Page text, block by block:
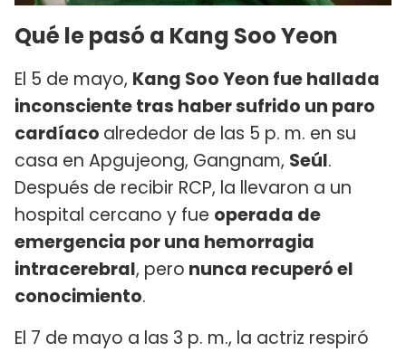
Qué le pasó a Kang Soo Yeon
El 5 de mayo, Kang Soo Yeon fue hallada
inconsciente tras haber sufrido un paro
cardíaco alrededor de las 5 p. m. en su
casa en Apgujeong, Gangnam, Seúl.
Después de recibir RCP, la llevaron a un
hospital cercano y fue operada de
emergencia por una hemorragia
intracerebral, pero nunca recuperó el
conocimiento.
El 7 de mayo a las 3 p. m., la actriz respiró